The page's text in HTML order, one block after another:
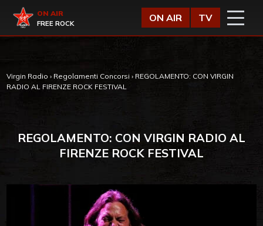
Virgin Radio
ON AIR
FREE ROCK
ON AIR TV
Virgin Radio › Regolamenti Concorsi › REGOLAMENTO: CON VIRGIN
RADIO AL FIRENZE ROCK FESTIVAL
REGOLAMENTO: CON VIRGIN RADIO AL
FIRENZE ROCK FESTIVAL